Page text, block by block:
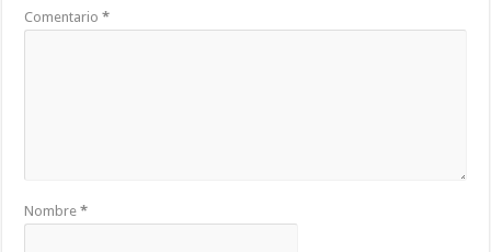
Comentario*
Nombre*